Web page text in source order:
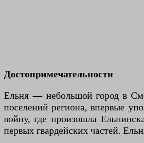
Достопримечательности
Ельня — небольшой город в
поселений региона, впервые
войну, где произошла
первых гвардейских частей.